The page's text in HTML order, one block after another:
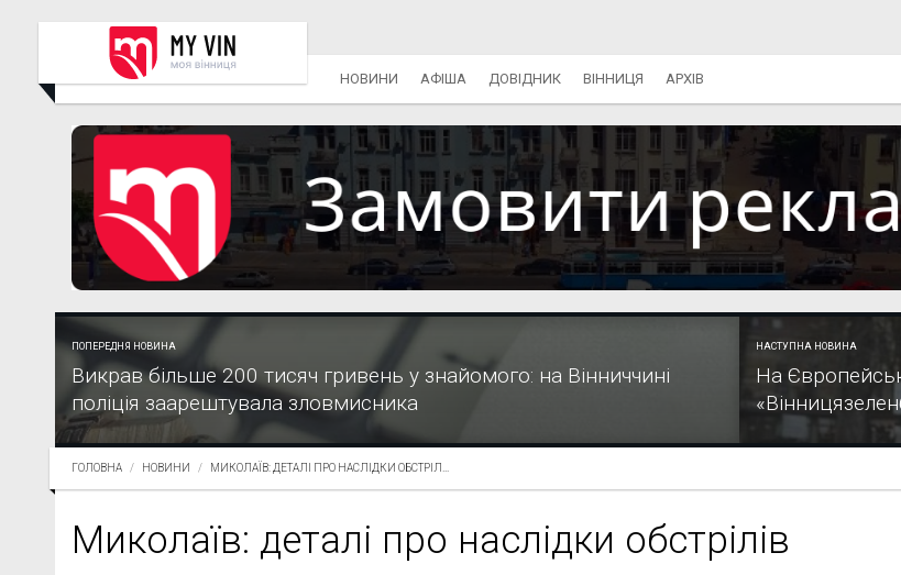
НОВИНИ АФІША ДОВІДНИК ВІННИЦЯ АРХІВ
ПОПЕРЕДНЯ НОВИНА
Викрав більше 200 тисяч гривень у знайомого: на Вінниччині
поліція заарештувала зловмисника
НАСТУПНА НОВИНА
На
ГОЛОВНА НОВИНИ МИКОЛАЇВ: ДЕТАЛІ ПРО НАСЛІДКИ ОБСТРІЛ...
Миколаїв: деталі про наслідки обстрілів